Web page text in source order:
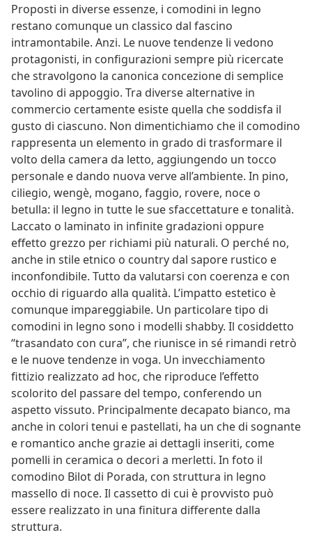
Proposti in diverse essenze, i comodini in legno
restano comunque un classico dal fascino
intramontabile. Anzi. Le nuove tendenze li vedono
protagonisti, in configurazioni sempre più ricercate
che stravolgono la canonica concezione di semplice
tavolino di appoggio. Tra diverse alternative in
commercio certamente esiste quella che soddisfa il
gusto di ciascuno. Non dimentichiamo che il comodino
rappresenta un elemento in grado di trasformare il
volto della camera da letto, aggiungendo un tocco
personale e dando nuova verve all’ambiente. In pino,
ciliegio, wengè, mogano, faggio, rovere, noce o
betulla: il legno in tutte le sue sfaccettature e tonalità.
Laccato o laminato in infinite gradazioni oppure
effetto grezzo per richiami più naturali. O perché no,
anche in stile etnico o country dal sapore rustico e
inconfondibile. Tutto da valutarsi con coerenza e con
occhio di riguardo alla qualità. L’impatto estetico è
comunque impareggiabile. Un particolare tipo di
comodini in legno sono i modelli shabby. Il cosiddetto
“trasandato con cura”, che riunisce in sé rimandi retrò
e le nuove tendenze in voga. Un invecchiamento
fittizio realizzato ad hoc, che riproduce l’effetto
scolorito del passare del tempo, conferendo un
aspetto vissuto. Principalmente decapato bianco, ma
anche in colori tenui e pastellati, ha un che di sognante
e romantico anche grazie ai dettagli inseriti, come
pomelli in ceramica o decori a merletti. In foto il
comodino Bilot di Porada, con struttura in legno
massello di noce. Il cassetto di cui è provvisto può
essere realizzato in una finitura differente dalla
struttura.